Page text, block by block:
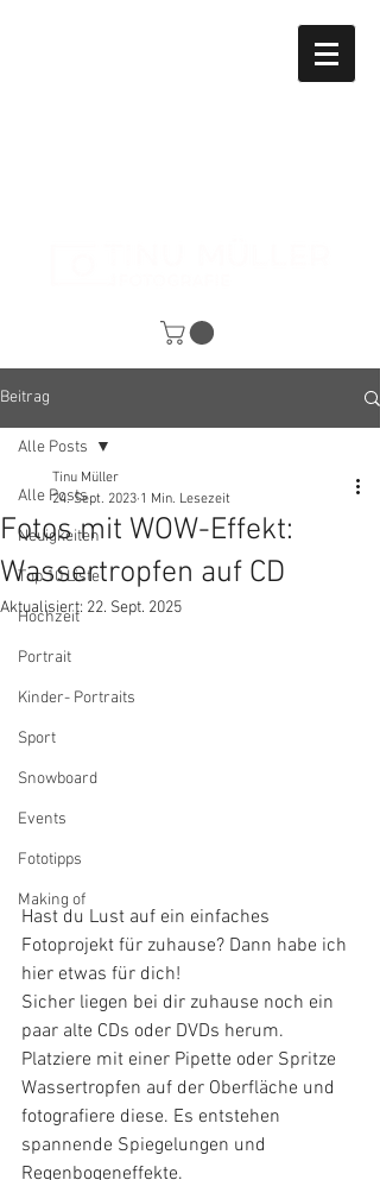
Beitrag
Alle Posts
Neuigkeiten
Top 10 Liste
Hochzeit
Portrait
Kinder- Portraits
Sport
Snowboard
Events
Fototipps
Making of
Alle Posts
Fotos mit WOW-Effekt:
Wassertropfen auf CD
Tinu Müller
24. Sept. 2023 1 Min. Lesezeit
Aktualisiert: 22. Sept. 2025
Hast du Lust auf ein einfaches
Fotoprojekt für zuhause? Dann habe ich
hier etwas für dich!
Sicher liegen bei dir zuhause noch ein
paar alte CDs oder DVDs herum.
Platziere mit einer Pipette oder Spritze
Wassertropfen auf der Oberfläche und
fotografiere diese. Es entstehen
spannende Spiegelungen und
Regenbogeneffekte.